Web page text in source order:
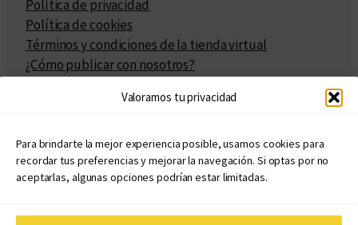
Valoramos tu privacidad
Para brindarte la mejor experiencia posible, usamos cookies para
recordar tus preferencias y mejorar la navegación. Si optas por no
aceptarlas, algunas opciones podrían estar limitadas.
Política de privacidad
Política de cookies
Términos y condiciones de la tienda virtual
¿Cómo publicar con nosotros?
Políticas de publicación
Políticas de coedición
Atribuciones